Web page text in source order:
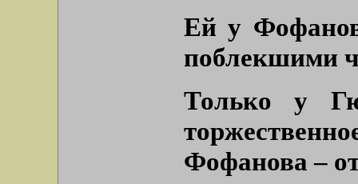
Ей у
поблекшими
Только у
Фофанова –